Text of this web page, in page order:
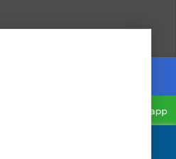
Powered by Nexura